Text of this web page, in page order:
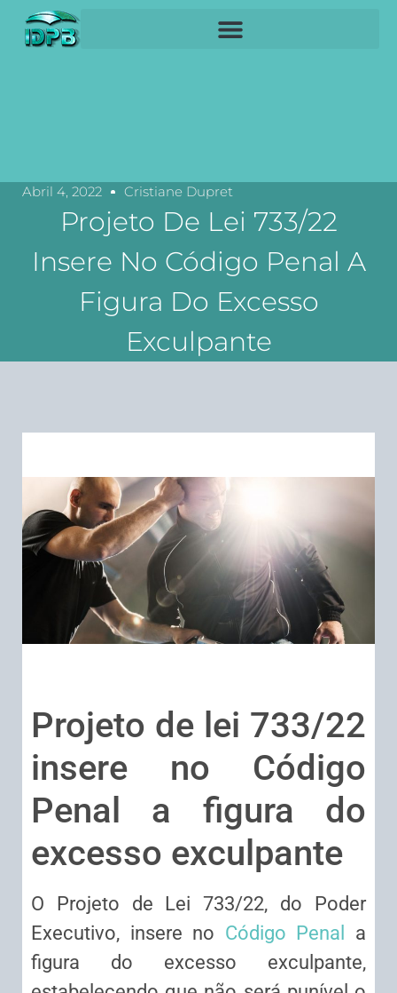
Abril 4, 2022 Cristiane Dupret
Projeto De Lei 733/22
Insere No Código Penal A
Figura Do Excesso
Exculpante
Projeto de lei 733/22
insere no Código
Penal a figura do
excesso exculpante
O Projeto de Lei 733/22, do Poder
Executivo, insere no Código Penal
a
figura do excesso exculpante,